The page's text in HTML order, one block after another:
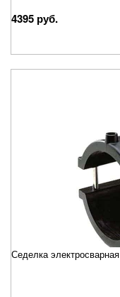
4395 руб.
Седелка